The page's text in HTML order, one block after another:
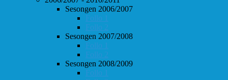
Sesongen 2006/2007
Follo 1
Follo 2
Sesongen 2007/2008
Follo 1
Follo 2
Sesongen 2008/2009
Follo 1